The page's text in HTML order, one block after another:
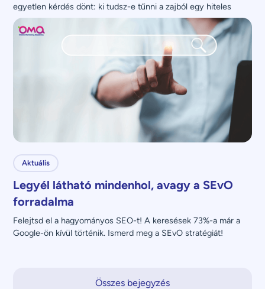
egyetlen kérdés dönt: ki tudsz-e tűnni a zajból egy hiteles
üzenettel?
Aktuális
Legyél látható mindenhol, avagy a SEvO
forradalma
Felejtsd el a hagyományos SEO-t! A keresések 73%-a már a
Google-ön kívül történik. Ismerd meg a SEvO stratégiát!
Összes bejegyzés